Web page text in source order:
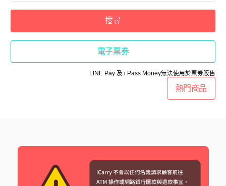
搜尋
電子票券
LINE Pay 及 i Pass Money無法使用於票券販售
熱門商品